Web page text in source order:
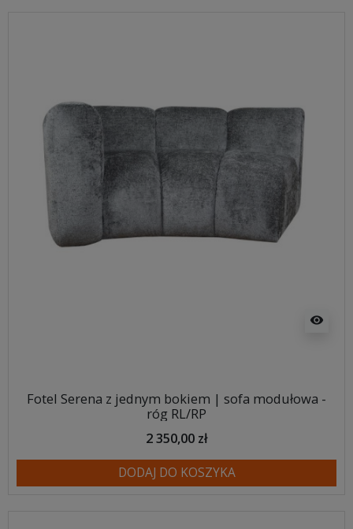
visibility
Fotel Serena z jednym bokiem | sofa modułowa -
róg RL/RP
2 350,00 zł
DODAJ DO KOSZYKA